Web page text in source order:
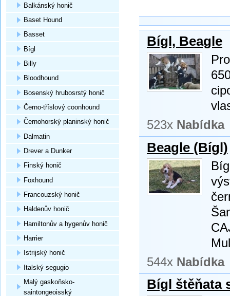
Bígl, Beagle
523x Nabídka
Beagle (Bígl)
544x Nabídka
Bígl štěňata
Balkánský honič
Baset Hound
Basset
Bígl
Billy
Bloodhound
Bosenský hrubosrstý honič
Černo-tříslový coonhound
Černohorský planinský honič
Dalmatin
Drever a Dunker
Finský honič
Foxhound
Francouzský honič
Haldenův honič
Hamiltonův a hygenův honič
Harrier
Istrijský honič
Italský segugio
Malý gaskoňsko-
saintongeoisský